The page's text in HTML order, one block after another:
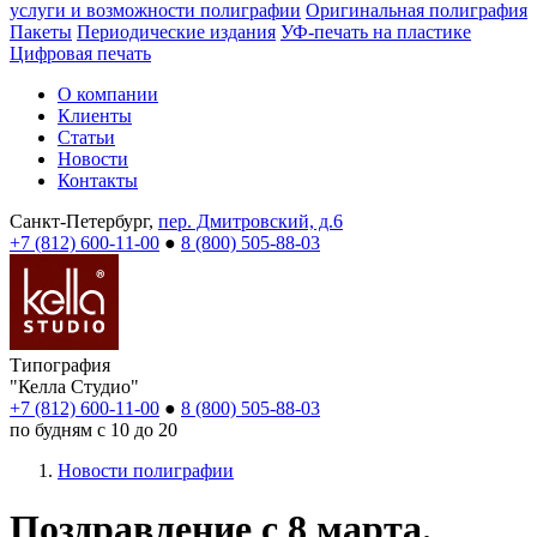
услуги и возможности полиграфии Оригинальная полиграфия
Пакеты Периодические издания УФ-печать на пластике
Цифровая печать
О компании
Клиенты
Статьи
Новости
Контакты
Санкт-Петербург, пер. Дмитровский, д.6
+7 (812) 600-11-00 ● 8 (800) 505-88-03
Типография
"Келла Студио"
+7 (812) 600-11-00 ● 8 (800) 505-88-03
по будням с 10 до 20
Новости полиграфии